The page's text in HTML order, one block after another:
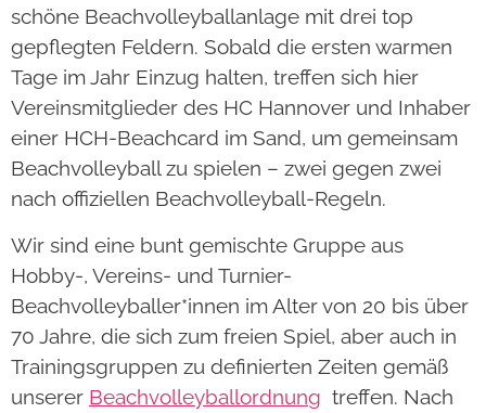
schöne Beachvolleyballanlage mit drei top
gepflegten Feldern. Sobald die ersten warmen
Tage im Jahr Einzug halten, treffen sich hier
Vereinsmitglieder des HC Hannover und Inhaber
einer HCH-Beachcard im Sand, um gemeinsam
Beachvolleyball zu spielen – zwei gegen zwei
nach offiziellen Beachvolleyball-Regeln.
Wir sind eine bunt gemischte Gruppe aus
Hobby-, Vereins- und Turnier-
Beachvolleyballer*innen im Alter von 20 bis über
70 Jahre, die sich zum freien Spiel, aber auch in
Trainingsgruppen zu definierten Zeiten gemäß
unserer Beachvolleyballordnung treffen. Nach